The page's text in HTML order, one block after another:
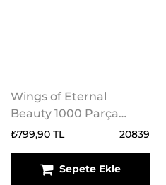
Wings of Eternal
Beauty 1000 Parça
Puzzle
₺799,90 TL 20839
Sepete Ekle